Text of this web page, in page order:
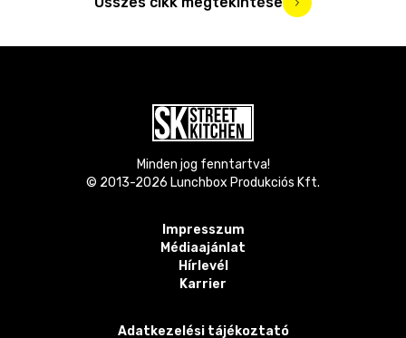
Minden jog fenntartva!
© 2013-2026 Lunchbox Produkciós Kft.
Impresszum
Médiaajánlat
Hírlevél
Karrier
Adatkezelési tájékoztató